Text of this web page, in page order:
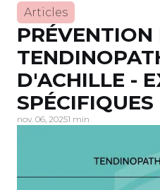
Articles
PRÉVENTION
D'ACHILLE -
SPÉCIFIQUES
nov. 06, 20251 min